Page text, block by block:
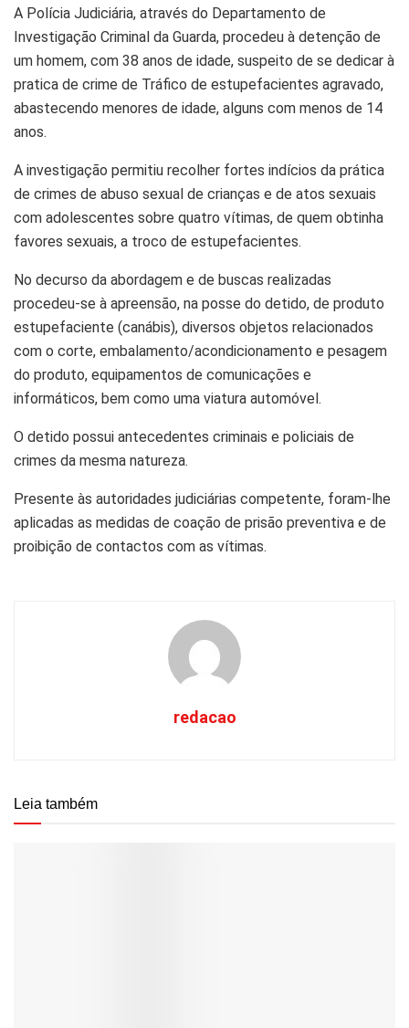
A Polícia Judiciária, através do Departamento de
Investigação Criminal da Guarda, procedeu à detenção de
um homem, com 38 anos de idade, suspeito de se dedicar à
pratica de crime de Tráfico de estupefacientes agravado,
abastecendo menores de idade, alguns com menos de 14
anos.
A investigação permitiu recolher fortes indícios da prática
de crimes de abuso sexual de crianças e de atos sexuais
com adolescentes sobre quatro vítimas, de quem obtinha
favores sexuais, a troco de estupefacientes.
No decurso da abordagem e de buscas realizadas
procedeu-se à apreensão, na posse do detido, de produto
estupefaciente (canábis), diversos objetos relacionados
com o corte, embalamento/acondicionamento e pesagem
do produto, equipamentos de comunicações e
informáticos, bem como uma viatura automóvel.
O detido possui antecedentes criminais e policiais de
crimes da mesma natureza.
Presente às autoridades judiciárias competente, foram-lhe
aplicadas as medidas de coação de prisão preventiva e de
proibição de contactos com as vítimas.
redacao
Leia também